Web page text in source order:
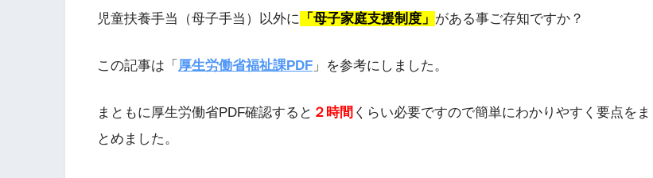
児童扶養手当（母子手当）以外に 「母子家庭支援制度」 がある事ご存知ですか？
この記事は「 厚生労働省福祉課PDF 」を参考にしました。
まともに厚生労働省PDF確認すると ２時間 くらい必要ですので簡単にわかりやすく要点をま
とめました。